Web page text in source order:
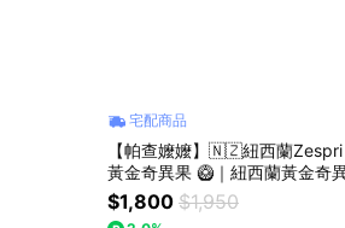
宅配商品
【帕查嬤嬤】🇳🇿紐西蘭
黃金奇異果 🥝｜紐西蘭黃金奇
$1,800 $1,950